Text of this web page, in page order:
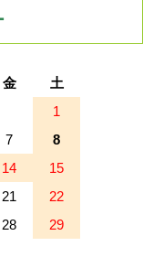
金
土
1
7
8
14
15
21
22
28
29